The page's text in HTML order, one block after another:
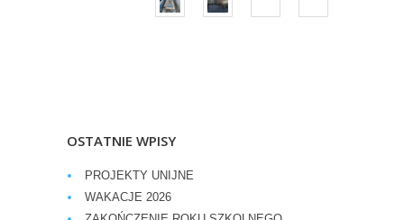
OSTATNIE WPISY
PROJEKTY UNIJNE
WAKACJE 2026